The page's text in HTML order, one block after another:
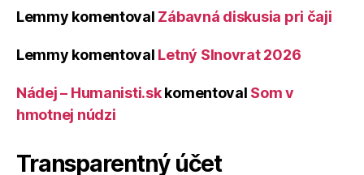
Lemmy komentoval Zábavná diskusia pri čaji
Lemmy komentoval Letný Slnovrat 2026
Nádej – Humanisti.skkomentoval Som v
hmotnej núdzi
Transparentný účet